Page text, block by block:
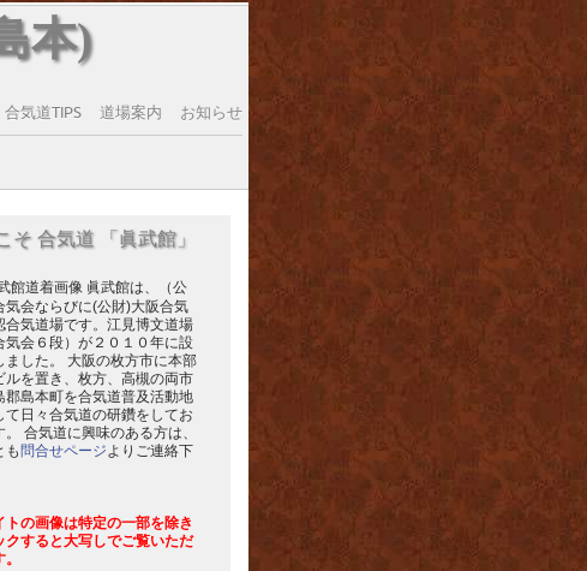
本)
合気道TIPS 道場案内 お知らせ
そ 合気道 「眞武館」
眞武館は、（公
気会ならびに(公財)大阪合気
合気道場です。江見博文道場
気会６段）が２０１０年に設
ました。 大阪の枚方市に本部
ルを置き、枚方、高槻の両市
郡島本町を合気道普及活動地
て日々合気道の研鑽をしてお
。 合気道に興味のある方は、
も 問合せページよりご連絡下
トの画像は特定の一部を除き
クすると大写しでご覧いただ